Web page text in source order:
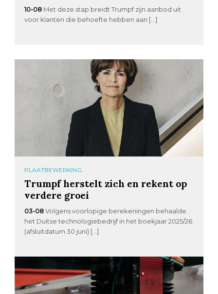
10-08 Met deze stap breidt Trumpf zijn aanbod uit
voor klanten die behoefte hebben aan […]
PLAATBEWERKING
Trumpf herstelt zich en rekent op
verdere groei
03-08 Volgens voorlopige berekeningen behaalde
het Duitse technologiebedrijf in het boekjaar 2025/26
(afsluitdatum 30 juni) […]